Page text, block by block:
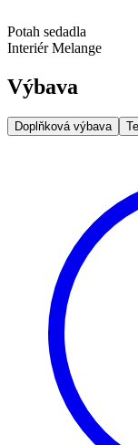
Potah sedadla
Interiér Melange
Výbava
Doplňková výbava